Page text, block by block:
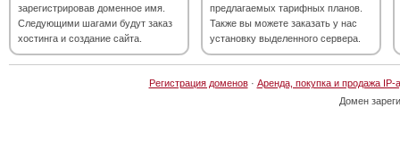
зарегистрировав доменное имя.
Следующими шагами будут заказ
хостинга и создание сайта.
предлагаемых тарифных планов.
Также вы можете заказать у нас
установку выделенного сервера.
Регистрация доменов· Аренда, покупка и продажа IP-
Домен